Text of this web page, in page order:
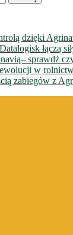
dzięki
łączą
sprawdż
w
zabiegów z